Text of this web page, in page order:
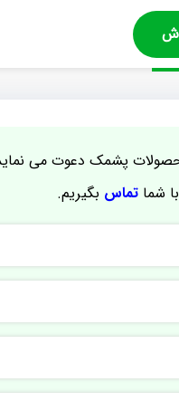
پشمک دعوت می
با شماتماس بگیریم.